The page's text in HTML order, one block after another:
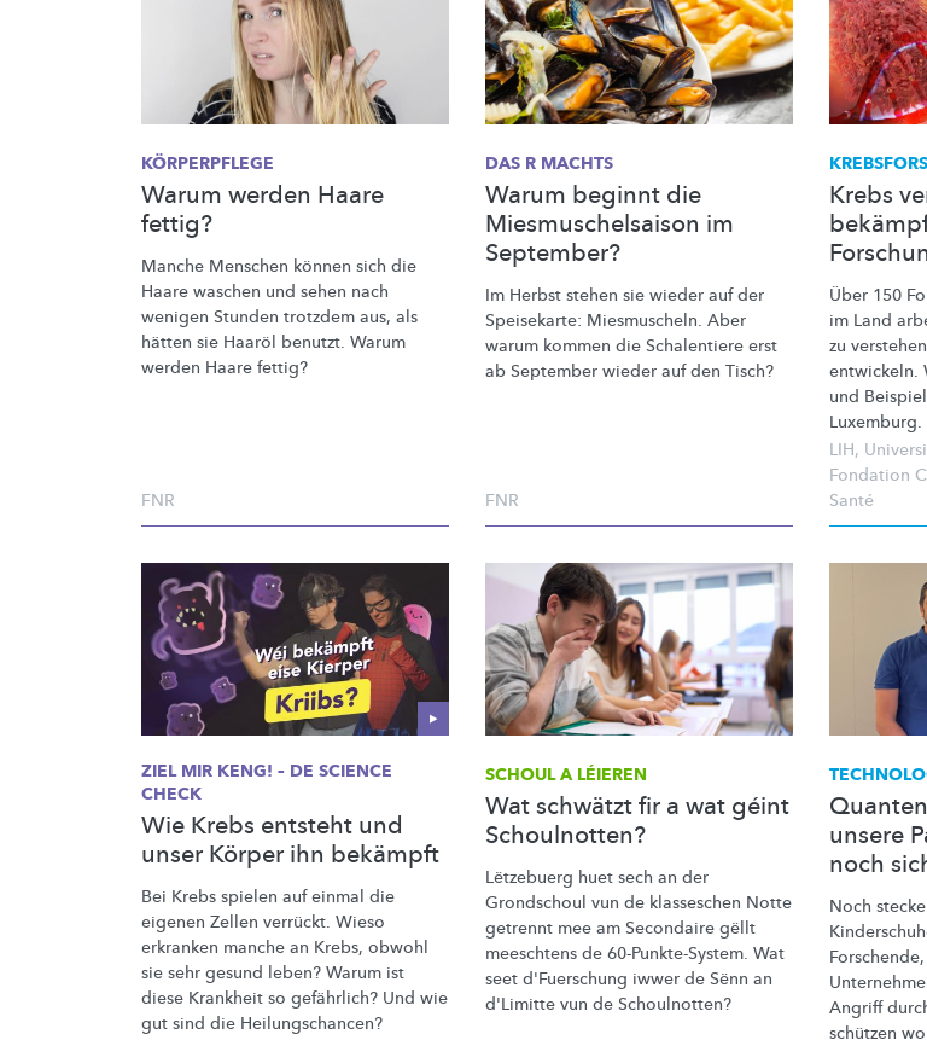
KÖRPERPFLEGE
Warum werden Haare
fettig?
Manche Menschen können sich die
Haare waschen und sehen nach
wenigen Stunden trotzdem aus, als
hätten sie Haaröl benutzt. Warum
werden Haare fettig?
FNR
DAS R MACHTS
Warum beginnt die
Miesmuschelsaison im
September?
Im Herbst stehen sie wieder auf der
Speisekarte: Miesmuscheln. Aber
warum kommen die Schalentiere erst
ab September wieder auf den Tisch?
FNR
Krebs
Über 150
im Land
zu
entwickeln.
und
Luxemburg.
LIH,
Fondation
Santé
ZIEL MIR KENG! – DE SCIENCE
CHECK
Wie Krebs entsteht und
unser Körper ihn bekämpft
Bei Krebs spielen auf einmal die
eigenen Zellen verrückt. Wieso
erkranken manche an Krebs, obwohl
sie sehr gesund leben? Warum ist
diese Krankheit so gefährlich? Und wie
gut sind die Heilungschancen?
SCHOUL A LÉIEREN
Wat schwätzt fir a wat géint
Schoulnotten?
Lëtzebuerg huet sech an der
Grondschoul vun de klasseschen Notte
getrennt mee am Secondaire gëllt
meeschtens de 60-Punkte-System. Wat
seet d'Fuerschung iwwer de Sënn an
d'Limitte vun de Schoulnotten?
unsere
noch
Noch
Angriff
schützen